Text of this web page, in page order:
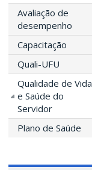
Avaliação de
desempenho
Capacitação
Quali-UFU
Qualidade de Vida
e Saúde do
Servidor
Plano de Saúde